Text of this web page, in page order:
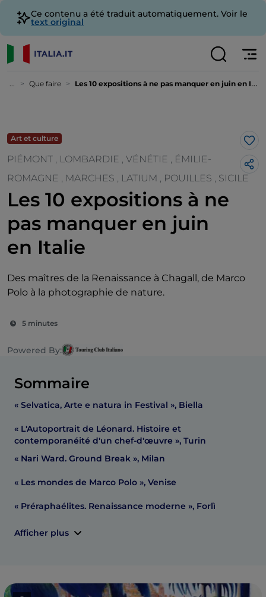
Ce contenu a été traduit automatiquement. Voir le
text original
... Que faire Les 10 expositions à ne pas manquer en juin en Italie
Art et culture
PIÉMONT , LOMBARDIE , VÉNÉTIE , ÉMILIE-
ROMAGNE , MARCHES , LATIUM , POUILLES , SICILE
Les 10 expositions à ne
pas manquer en juin
en Italie
Des maîtres de la Renaissance à Chagall, de Marco
Polo à la photographie de nature.
5 minutes
Powered By:
Sommaire
« Selvatica, Arte e natura in Festival », Biella
« L'Autoportrait de Léonard. Histoire et
contemporanéité d'un chef-d'œuvre », Turin
« Nari Ward. Ground Break », Milan
« Les mondes de Marco Polo », Venise
« Préraphaélites. Renaissance moderne », Forlì
Afficher plus